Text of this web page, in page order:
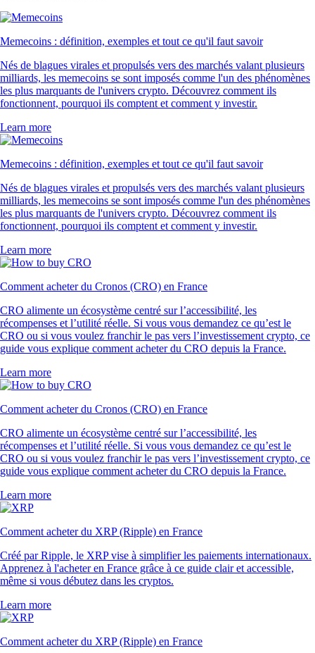
Memecoins : définition, exemples et tout ce qu'il faut savoir
Nés de blagues virales et propulsés vers des marchés valant plusieurs
milliards, les memecoins se sont imposés comme l'un des phénomènes
les plus marquants de l'univers crypto. Découvrez comment ils
fonctionnent, pourquoi ils comptent et comment y investir.
Learn more
Memecoins : définition, exemples et tout ce qu'il faut savoir
Nés de blagues virales et propulsés vers des marchés valant plusieurs
milliards, les memecoins se sont imposés comme l'un des phénomènes
les plus marquants de l'univers crypto. Découvrez comment ils
fonctionnent, pourquoi ils comptent et comment y investir.
Learn more
Comment acheter du Cronos (CRO) en France
CRO alimente un écosystème centré sur l’accessibilité, les
récompenses et l’utilité réelle. Si vous vous demandez ce qu’est le
CRO ou si vous voulez franchir le pas vers l’investissement crypto, ce
guide vous explique comment acheter du CRO depuis la France.
Learn more
Comment acheter du Cronos (CRO) en France
CRO alimente un écosystème centré sur l’accessibilité, les
récompenses et l’utilité réelle. Si vous vous demandez ce qu’est le
CRO ou si vous voulez franchir le pas vers l’investissement crypto, ce
guide vous explique comment acheter du CRO depuis la France.
Learn more
Comment acheter du XRP (Ripple) en France
Créé par Ripple, le XRP vise à simplifier les paiements internationaux.
Apprenez à l'acheter en France grâce à ce guide clair et accessible,
même si vous débutez dans les cryptos.
Learn more
Comment acheter du XRP (Ripple) en France